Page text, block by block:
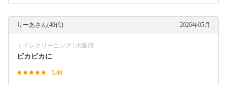
りーあさん(40代) 2026年05月
トイレクリーニング | 大阪府
ピカピカに
5.00